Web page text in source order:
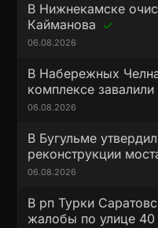
В Нижнекамске
Кайманова
06.08.2026
В Набережных
комплексе
06.08.2026
В Бугульме
реконструкции
06.08.2026
В рп Турки
жалобы по улице